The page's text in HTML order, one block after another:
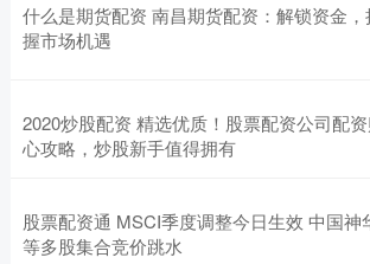
什么是期货配资 南昌期货配资：解锁资金，
握市场机遇
2020炒股配资 精选优质！股票配资公司配
心攻略，炒股新手值得拥有
股票配资通 MSCI季度调整今日生效 中国神
等多股集合竞价跳水